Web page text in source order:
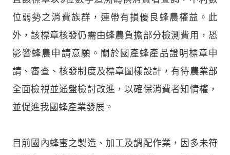
位弱勢之消費族群，連帶有損優良蜂農權益。此
外，該標章核發仍需由蜂農負擔部分檢測費用，恐
影響蜂農申請意願。關於國產蜂產品證明標章申
請、審查、核發制度及標章圖樣設計，有待農業部
全面檢視並通盤檢討改進，以確保消費者知情權，
並促進我國蜂產業發展。
目前國內蜂蜜之製造、加工及調配作業，因多未符